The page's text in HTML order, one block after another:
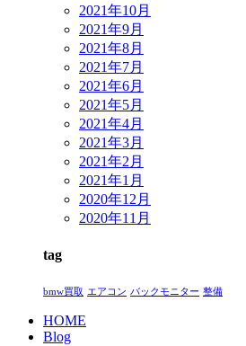
2021年10月
2021年9月
2021年8月
2021年7月
2021年6月
2021年5月
2021年4月
2021年3月
2021年2月
2021年1月
2020年12月
2020年11月
tag
bmw買取 エアコン バックモニター 整備
HOME
Blog